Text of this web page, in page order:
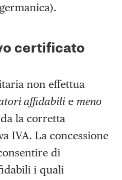
certificato
non effettua
affidabili emeno
la corretta
IVA. La concessione
di
i quali